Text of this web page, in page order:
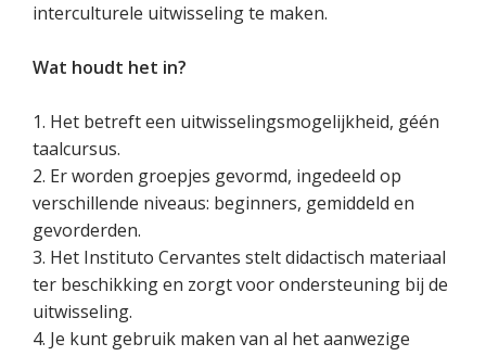
interculturele uitwisseling te maken.
Wat houdt het in?
1. Het betreft een uitwisselingsmogelijkheid, géén
taalcursus.
2. Er worden groepjes gevormd, ingedeeld op
verschillende niveaus: beginners, gemiddeld en
gevorderden.
3. Het Instituto Cervantes stelt didactisch materiaal
ter beschikking en zorgt voor ondersteuning bij de
uitwisseling.
4. Je kunt gebruik maken van al het aanwezige